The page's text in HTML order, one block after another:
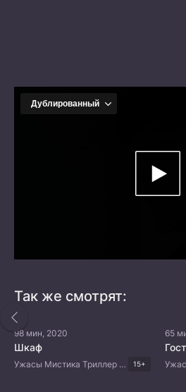
Так же смотрят:
98 мин, 2020
Шкаф
Ужасы Мистика Триллер Корейские дорамы 15+
65